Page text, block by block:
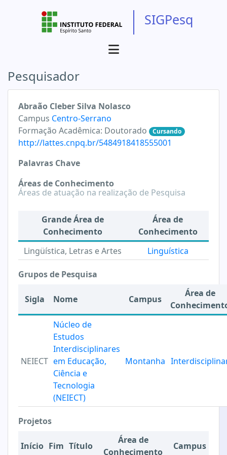
SIGPesq
Pesquisador
Abraão Cleber Silva Nolasco
Campus Centro-Serrano
Formação Acadêmica: Doutorado Cursando
http://lattes.cnpq.br/5484918418555001
Palavras Chave
Áreas de Conhecimento
Áreas de atuação na realização de Pesquisa
Grande Área de
Conhecimento
Área de
Conhecimento
Lingüística, Letras e Artes
Linguística
Grupos de Pesquisa
Sigla Nome Campus
Área de
NEIECT
Núcleo de
Estudos
Interdisciplinares
em Educação,
Ciência e
Tecnologia
(NEIECT)
Montanha
Projetos
Início Fim Título
Área de
Conhecimento
Campus